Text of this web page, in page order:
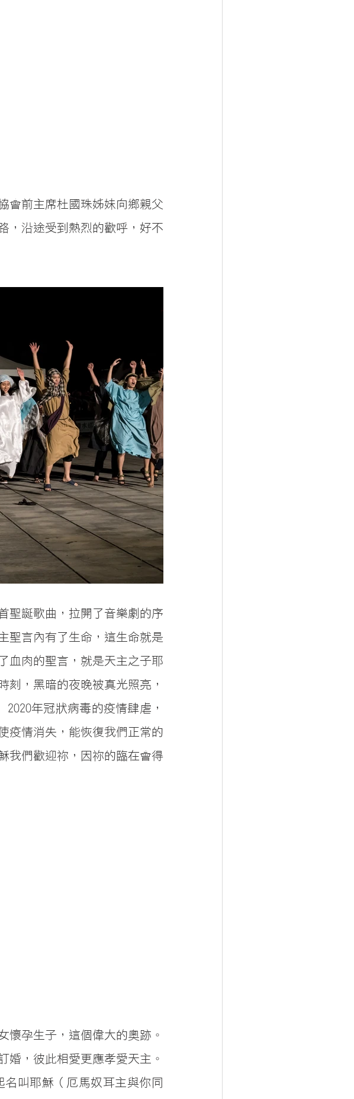
會前主席杜國珠姊妹向鄉親父
，沿途受到熱烈的歡呼，好不
聖誕歌曲，拉開了音樂劇的序
聖言內有了生命，這生命就是
血肉的聖言，就是天主之子耶
刻，黑暗的夜晚被真光照亮，
年冠狀病毒的疫情肆虐，
疫情消失，能恢復我們正常的
我們歡迎祢，因祢的臨在會得
懷孕生子，這個偉大的奧跡。
婚，彼此相愛更應孝愛天主。
叫耶穌（厄馬奴耳主與你同